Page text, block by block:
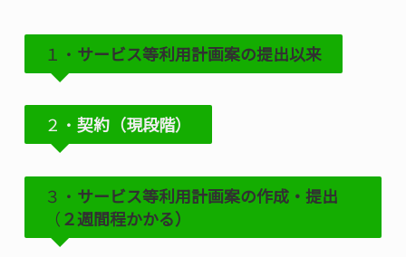
１・ サービス等利用計画案の提出以来
２・契約（現段階）
３・ サービス等利用計画案の作成・提出
（２週間程かかる）